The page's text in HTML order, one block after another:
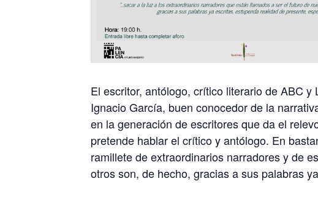
El escritor, antólogo, crítico literario de ABC
Ignacio García, buen conocedor de la
en la generación de escritores que da el
pretende hablar el crítico y antólogo. En
ramillete de extraordinarios narradores y de
otros son, de hecho, gracias a sus palabras